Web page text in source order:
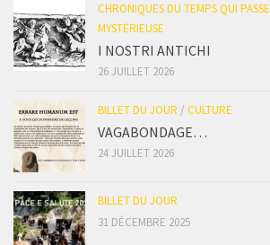
CHRONIQUES DU TEMPS QUI PASSE
MYSTÉRIEUSE
I NOSTRI ANTICHI
26 JUILLET 2026
BILLET DU JOUR / CULTURE
VAGABONDAGE…
24 JUILLET 2026
BILLET DU JOUR
31 DÉCEMBRE 2025